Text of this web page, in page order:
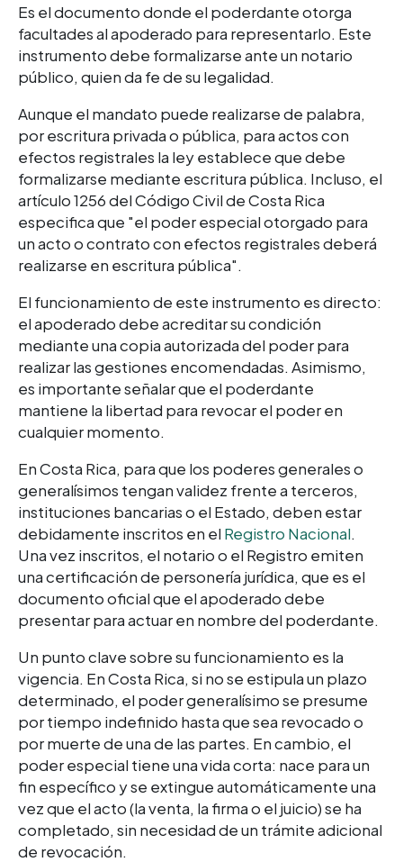
Es el documento donde el poderdante otorga
facultades al apoderado para representarlo. Este
instrumento debe formalizarse ante un notario
público, quien da fe de su legalidad.
Aunque el mandato puede realizarse de palabra,
por escritura privada o pública, para actos con
efectos registrales la ley establece que debe
formalizarse mediante escritura pública. Incluso, el
artículo 1256 del Código Civil de Costa Rica
especifica que "el poder especial otorgado para
un acto o contrato con efectos registrales deberá
realizarse en escritura pública".
El funcionamiento de este instrumento es directo:
el apoderado debe acreditar su condición
mediante una copia autorizada del poder para
realizar las gestiones encomendadas. Asimismo,
es importante señalar que el poderdante
mantiene la libertad para revocar el poder en
cualquier momento.
En Costa Rica, para que los poderes generales o
generalísimos tengan validez frente a terceros,
instituciones bancarias o el Estado, deben estar
debidamente inscritos en el Registro Nacional.
Una vez inscritos, el notario o el Registro emiten
una certificación de personería jurídica, que es el
documento oficial que el apoderado debe
presentar para actuar en nombre del poderdante.
Un punto clave sobre su funcionamiento es la
vigencia. En Costa Rica, si no se estipula un plazo
determinado, el poder generalísimo se presume
por tiempo indefinido hasta que sea revocado o
por muerte de una de las partes. En cambio, el
poder especial tiene una vida corta: nace para un
fin específico y se extingue automáticamente una
vez que el acto (la venta, la firma o el juicio) se ha
completado, sin necesidad de un trámite adicional
de revocación.